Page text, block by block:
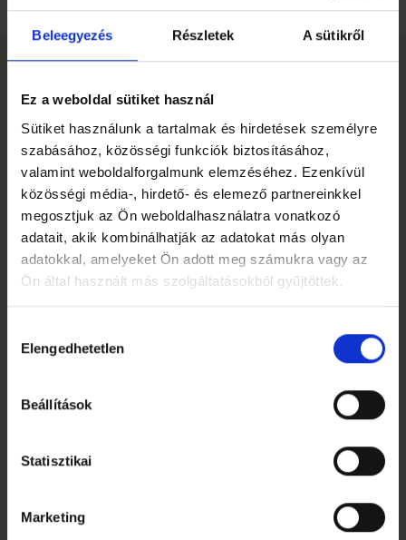
Beleegyezés Részletek A sütikről
Ez a weboldal sütiket használ
Sütiket használunk a tartalmak és hirdetések személyre
szabásához, közösségi funkciók biztosításához,
valamint weboldalforgalmunk elemzéséhez. Ezenkívül
közösségi média-, hirdető- és elemező partnereinkkel
megosztjuk az Ön weboldalhasználatra vonatkozó
adatait, akik kombinálhatják az adatokat más olyan
adatokkal, amelyeket Ön adott meg számukra vagy az
Ön által használt más szolgáltatásokból gyűjtöttek.
kiválasztása
Elengedhetetlen
Beállítások
Statisztikai
Marketing
Slideshow Items